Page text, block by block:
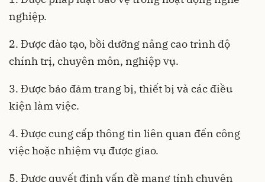
nghiệp.
2. Được đào tạo, bồi dưỡng nâng cao trình độ
chính trị, chuyên môn, nghiệp vụ.
3. Được bảo đảm trang bị, thiết bị và các điều
kiện làm việc.
4. Được cung cấp thông tin liên quan đến công
việc hoặc nhiệm vụ được giao.
5. Được quyết định vấn đề mang tính chuyên